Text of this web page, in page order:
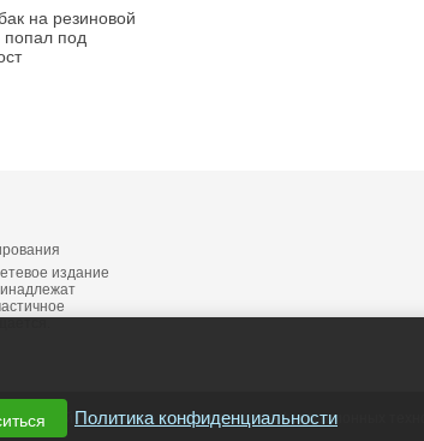
на резиновой
попал под
издание
по надзору в сфере связи, информационных
Политика конфиденциальности